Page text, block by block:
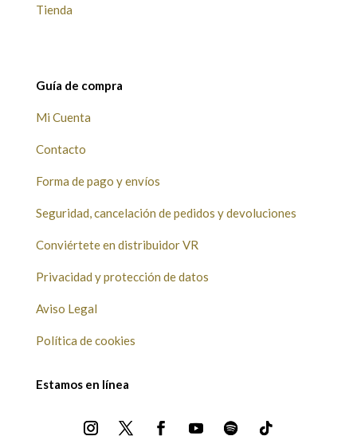
Tienda
Guía de compra
Mi Cuenta
Contacto
Forma de pago y envíos
Seguridad, cancelación de pedidos y devoluciones
Conviértete en distribuidor VR
Privacidad y protección de datos
Aviso Legal
Política de cookies
Estamos en línea